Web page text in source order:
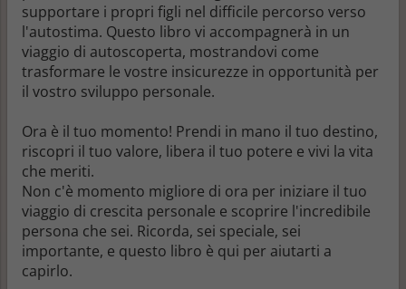
supportare i propri figli nel difficile percorso verso
l'autostima. Questo libro vi accompagnerà in un
viaggio di autoscoperta, mostrandovi come
trasformare le vostre insicurezze in opportunità per
il vostro sviluppo personale.
Ora è il tuo momento! Prendi in mano il tuo destino,
riscopri il tuo valore, libera il tuo potere e vivi la vita
che meriti.
Non c'è momento migliore di ora per iniziare il tuo
viaggio di crescita personale e scoprire l'incredibile
persona che sei. Ricorda, sei speciale, sei
importante, e questo libro è qui per aiutarti a
capirlo.